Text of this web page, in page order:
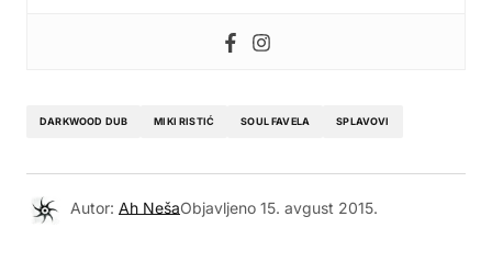
DARKWOOD DUB MIKI RISTIĆ SOUL FAVELA SPLAVOVI
Autor: Ah NešaObjavljeno 15. avgust 2015.